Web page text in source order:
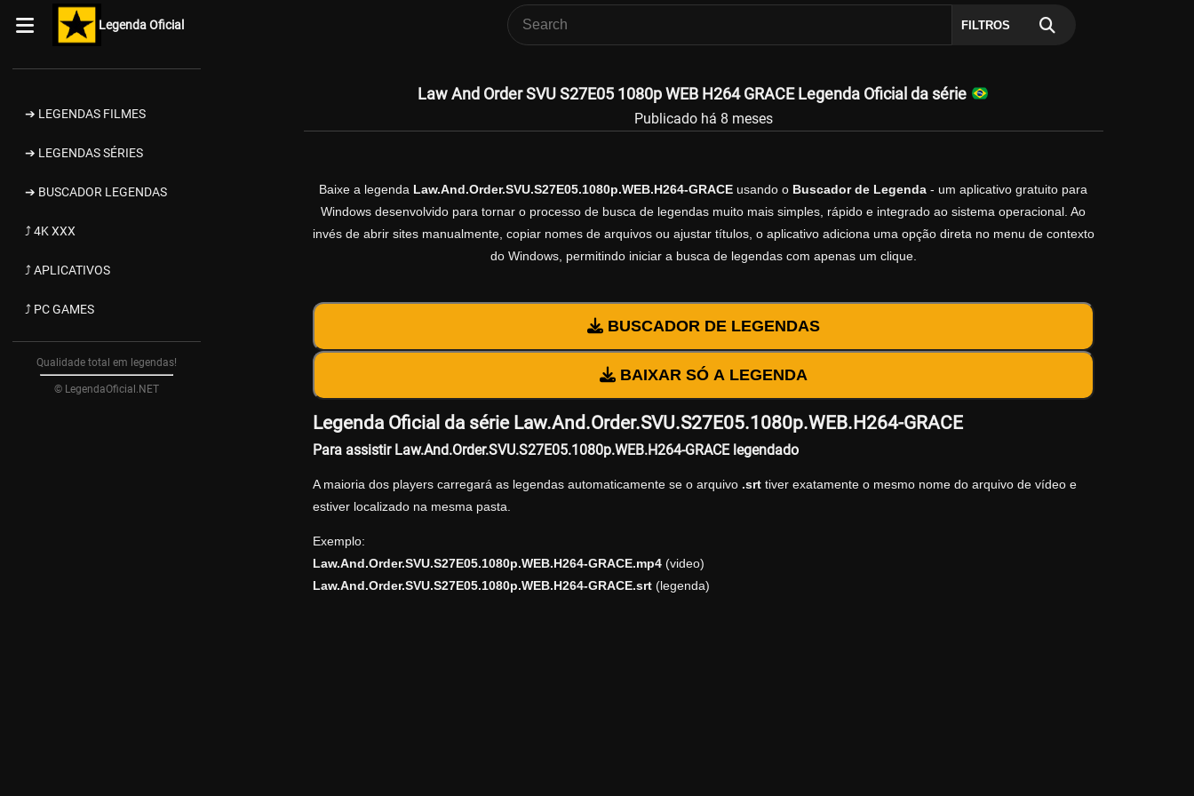
Legenda Oficial FILTROS
➔ LEGENDAS FILMES
➔ LEGENDAS SÉRIES
➔ BUSCADOR LEGENDAS
⤴ 4K XXX
⤴ APLICATIVOS
⤴ PC GAMES
Qualidade total em legendas!
© LegendaOficial.NET
Law And Order SVU S27E05 1080p WEB H264 GRACE Legenda Oficial da série
Publicado há 8 meses
Baixe a legenda Law.And.Order.SVU.S27E05.1080p.WEB.H264-GRACE usando o Buscador de Legenda - um aplicativo gratuito para
Windows desenvolvido para tornar o processo de busca de legendas muito mais simples, rápido e integrado ao sistema operacional. Ao
invés de abrir sites manualmente, copiar nomes de arquivos ou ajustar títulos, o aplicativo adiciona uma opção direta no menu de contexto
do Windows, permitindo iniciar a busca de legendas com apenas um clique.
BUSCADOR DE LEGENDAS
BAIXAR SÓ A LEGENDA
Legenda Oficial da série Law.And.Order.SVU.S27E05.1080p.WEB.H264-GRACE
Para assistir Law.And.Order.SVU.S27E05.1080p.WEB.H264-GRACE legendado
A maioria dos players carregará as legendas automaticamente se o arquivo .srttiver exatamente o mesmo nome do arquivo de vídeo e
estiver localizado na mesma pasta.
Exemplo:
Law.And.Order.SVU.S27E05.1080p.WEB.H264-GRACE.mp4(video)
Law.And.Order.SVU.S27E05.1080p.WEB.H264-GRACE.srt(legenda)